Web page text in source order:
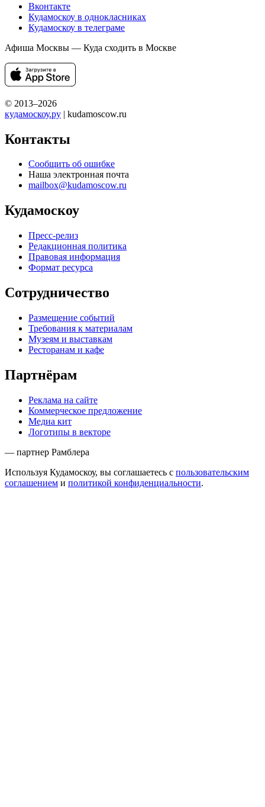
Вконтакте
Кудамоскоу в однокласниках
Кудамоскоу в телеграме
Афиша Москвы — Куда сходить в Москве
© 2013–2026
кудамоскоу.ру | kudamoscow.ru
Контакты
Сообщить об ошибке
Наша электронная почта
mailbox@kudamoscow.ru
Кудамоскоу
Пресс-релиз
Редакционная политика
Правовая информация
Формат ресурса
Сотрудничество
Размещение событий
Требования к материалам
Музеям и выставкам
Ресторанам и кафе
Партнёрам
Реклама на сайте
Коммерческое предложение
Медиа кит
Логотипы в векторе
— партнер Рамблера
Используя Кудамоскоу, вы соглашаетесь с пользовательским
соглашением и политикой конфиденциальности.